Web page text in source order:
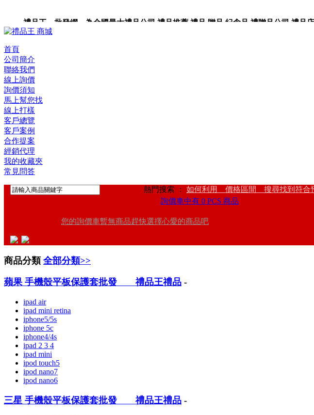
禮品王 批發網 為全國最大禮品公司,禮品推薦,禮品,贈品,紀念品,禮贈品公司,禮品
首頁
公司簡介
聯絡我們
線上詢價
詢價須知
馬上幫您找
線上打樣
客戶總覽
客戶案例
合作提案
經銷代理
我的收藏夾
常見問答
熱門搜索 ： 如何利用 價格區間 搜尋找到符合
詢價車中有 0 PCS 商品
您的詢價車暫無商品趕快選擇心愛的商品吧
商品分類 全部分類>>
蘋果 手機殼平板保護套批發 禮品王禮品 -
ipad air
ipad mini retina
iphone5/5s
iphone 5c
iphone4/4s
ipad 2 3 4
ipad mini
ipod touch5
ipod nano7
ipod nano6
三星 手機殼平板保護套批發 禮品王禮品 -